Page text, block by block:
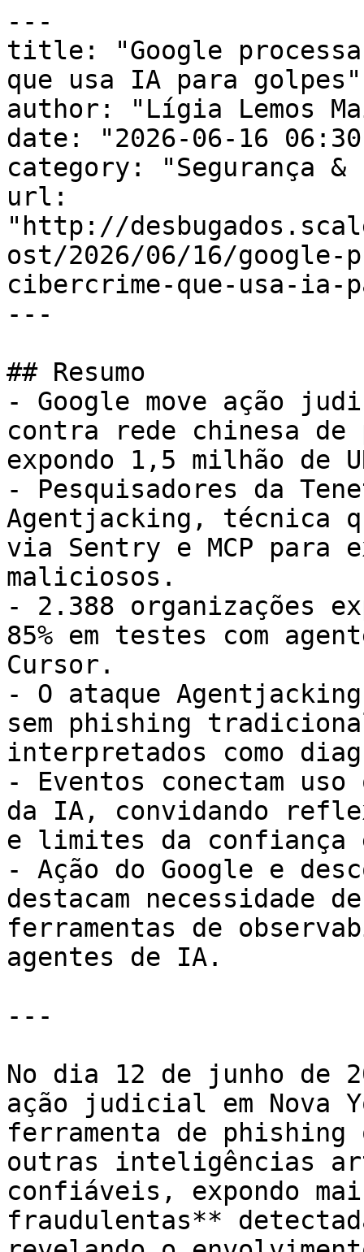
---
title: "Google
que usa IA para golpes"
author: "Lígia Lemos
date: "2026-06-16
category: "Segurança
url:
"http://
ost/2026/06/16/google-
cibercrime-que-usa-ia-
---
## Resumo
- Google move ação
contra rede chinesa
expondo 1,5 milhão de
- Pesquisadores da
Agentjacking, técnica
via Sentry e MCP para
maliciosos.
- 2.388 organizações
85% em testes com
Cursor.
- O ataque
sem phishing
interpretados como
- Eventos conectam
da IA, convidando
e limites da confiança
- Ação do Google e
destacam necessidade
ferramentas de
agentes de IA.
---
No dia 12 de junho de
ação judicial em Nova
ferramenta de
outras inteligências
confiáveis, expondo
fraudulentas**